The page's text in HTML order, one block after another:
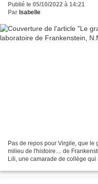
Publié le 05/10/2022 à 14:21
Par Isabelle
Pas de repos pour Virgile, que
milieu de l'histoire.... de
Lili, une camarade de collège